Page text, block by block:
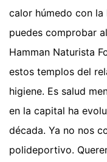
calor húmedo con
puedes comprobar
Hamman Naturista
estos templos del
higiene. Es salud
en la capital ha
década. Ya no nos
polideportivo.